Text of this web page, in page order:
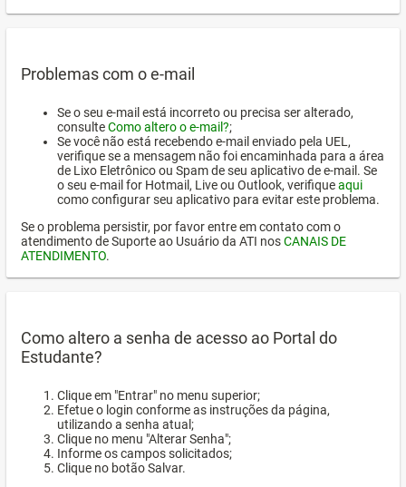
Problemas com o e-mail
Se o seu e-mail está incorreto ou precisa ser alterado,
consulteComo altero o e-mail?;
Se você não está recebendo e-mail enviado pela UEL,
verifique se a mensagem não foi encaminhada para a área
de Lixo Eletrônico ou Spam de seu aplicativo de e-mail. Se
o seu e-mail for Hotmail, Live ou Outlook, verifiqueaqui
como configurar seu aplicativo para evitar este problema.
Se o problema persistir, por favor entre em contato com o
atendimento de Suporte ao Usuário da ATI nosCANAIS DE
ATENDIMENTO.
Como altero a senha de acesso ao Portal do
Estudante?
Clique em "Entrar" no menu superior;
Efetue o login conforme as instruções da página,
utilizando a senha atual;
Clique no menu "Alterar Senha";
Informe os campos solicitados;
Clique no botão Salvar.